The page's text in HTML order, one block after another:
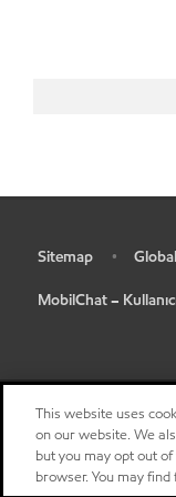
Sitemap • Global
MobilChat –
This website uses
on our website. We
but you may opt out
browser. You may